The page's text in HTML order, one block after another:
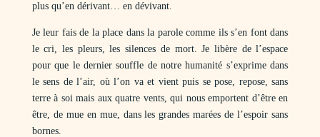
plus qu’en dérivant… en dévivant.
Je leur fais de la place dans la parole comme ils s’en font dans
le cri, les pleurs, les silences de mort. Je libère de l’espace
pour que le dernier souffle de notre humanité s’exprime dans
le sens de l’air, où l’on va et vient puis se pose, repose, sans
terre à soi mais aux quatre vents, qui nous emportent d’être en
être, de mue en mue, dans les grandes marées de l’espoir sans
bornes.